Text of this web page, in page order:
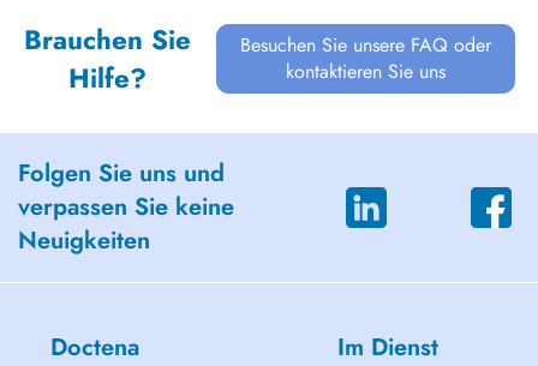
Brauchen Sie
Hilfe?
Besuchen Sie unsere FAQ oder
kontaktieren Sie uns
Folgen Sie uns und
verpassen Sie keine
Neuigkeiten
Doctena Im Dienst